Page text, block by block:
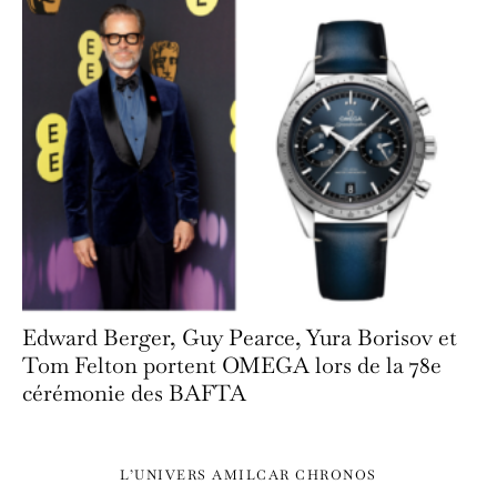
Edward Berger, Guy Pearce, Yura Borisov et
Tom Felton portent OMEGA lors de la 78e
cérémonie des BAFTA
L’UNIVERS AMILCAR CHRONOS